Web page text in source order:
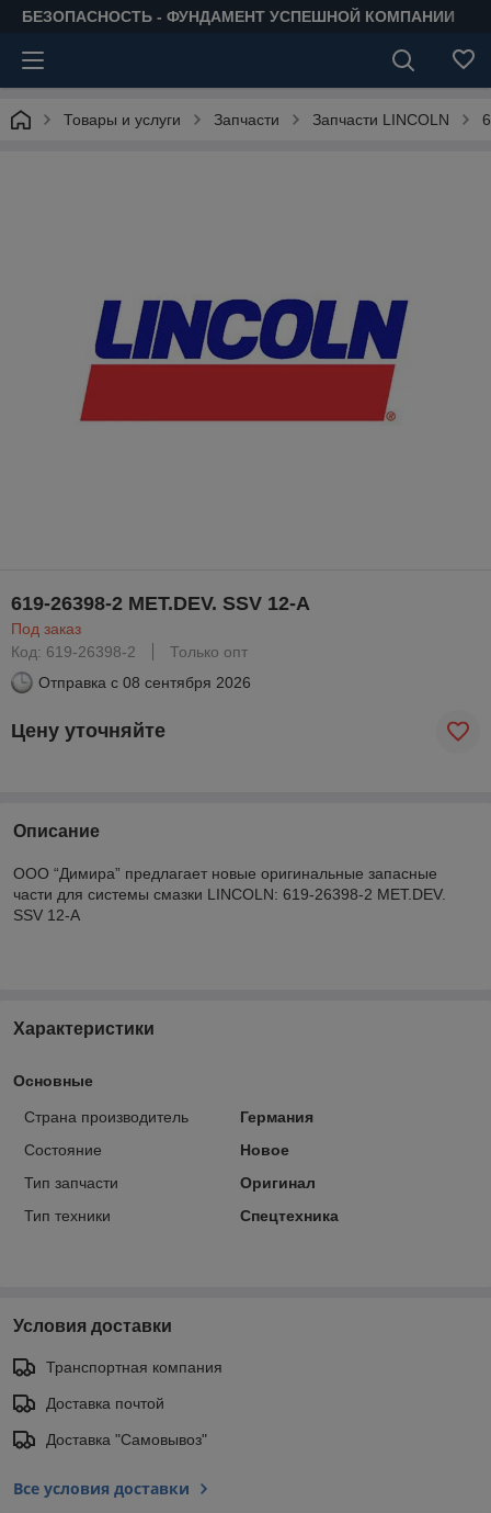
БЕЗОПАСНОСТЬ - ФУНДАМЕНТ УСПЕШНОЙ КОМПАНИИ
Товары и услуги Запчасти Запчасти LINCOLN
619-26398-2 MET.DEV. SSV 12-A
Под заказ
Код: 619-26398-2
Только опт
Отправка с 08 сентября 2026
Цену уточняйте
Описание
ООО “Димира” предлагает новые оригинальные запасные
части для системы смазки LINCOLN: 619-26398-2 MET.DEV.
SSV 12-A
Характеристики
Основные
Страна производитель
Германия
Состояние
Новое
Тип запчасти
Оригинал
Тип техники
Спецтехника
Условия доставки
Транспортная компания
Доставка почтой
Доставка "Самовывоз"
Все условия доставки